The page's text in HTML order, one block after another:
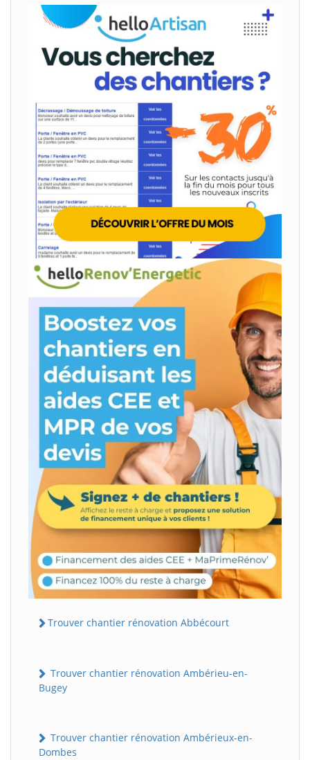
Trouver chantier rénovation Abbécourt
Trouver chantier rénovation Ambérieu-en-
Bugey
Trouver chantier rénovation Ambérieux-en-
Dombes